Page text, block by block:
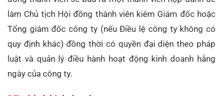
làm Chủ tịch Hội đồng thành viên kiêm Giám đốc hoặc
Tổng giám đốc công ty (nếu Điều lệ công ty không có
quy định khác) đồng thời có quyền đại diện theo pháp
luật và quản lý điều hành hoạt động kinh doanh hằng
ngày của công ty.